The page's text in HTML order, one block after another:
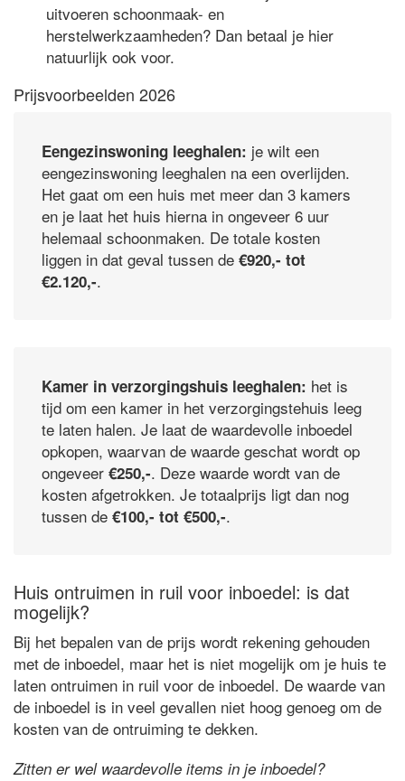
uitvoeren schoonmaak- en
herstelwerkzaamheden? Dan betaal je hier
natuurlijk ook voor.
Prijsvoorbeelden 2026
Eengezinswoning leeghalen: je wilt een
eengezinswoning leeghalen na een overlijden.
Het gaat om een huis met meer dan 3 kamers
en je laat het huis hierna in ongeveer 6 uur
helemaal schoonmaken. De totale kosten
liggen in dat geval tussen de €920,- tot
€2.120,-.
Kamer in verzorgingshuis leeghalen: het is
tijd om een kamer in het verzorgingstehuis leeg
te laten halen. Je laat de waardevolle inboedel
opkopen, waarvan de waarde geschat wordt op
ongeveer €250,-. Deze waarde wordt van de
kosten afgetrokken. Je totaalprijs ligt dan nog
tussen de €100,- tot €500,-.
Huis ontruimen in ruil voor inboedel: is dat
mogelijk?
Bij het bepalen van de prijs wordt rekening gehouden
met de inboedel, maar het is niet mogelijk om je huis te
laten ontruimen in ruil voor de inboedel. De waarde van
de inboedel is in veel gevallen niet hoog genoeg om de
kosten van de ontruiming te dekken.
Zitten er wel waardevolle items in je inboedel?